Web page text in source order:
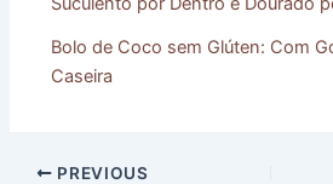
Bolo de Coco sem Glúten: Com
Caseira
PREVIOUS